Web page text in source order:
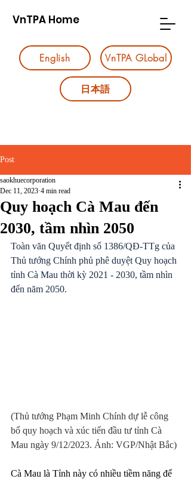
VnTPA Home
English VnTPA GLobal
日本語
Post
Quy hoạch Cà Mau đến
2030, tầm nhìn 2050
saokhuecorporation
Dec 11, 2023 4 min read
Toàn văn Quyết định số 1386/QĐ-TTg của
Thủ tướng Chính phủ phê duyệt Quy hoạch
tỉnh Cà Mau thời kỳ 2021 - 2030, tầm nhìn
đến năm 2050.
(Thủ tướng Phạm Minh Chính dự lễ công
bố quy hoạch và xúc tiến đầu tư tỉnh Cà
Mau ngày 9/12/2023. Ảnh: VGP/Nhật Bắc)
Cà Mau là Tỉnh này có nhiều tiềm năng để